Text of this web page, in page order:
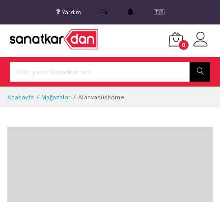
Yardım 🇹🇷
0
Anasayfa Mağazalar Alanyasüshome